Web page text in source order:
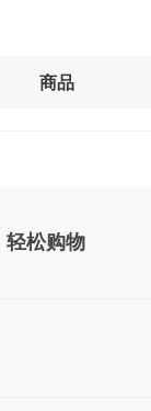
商品
轻松购物